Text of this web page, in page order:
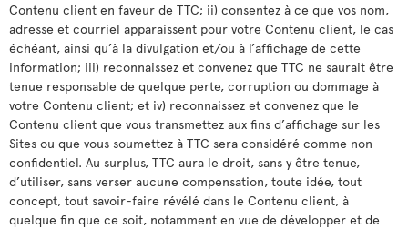
Contenu client en faveur de TTC; ii) consentez à ce que vos nom,
adresse et courriel apparaissent pour votre Contenu client, le cas
échéant, ainsi qu’à la divulgation et/ou à l’affichage de cette
information; iii) reconnaissez et convenez que TTC ne saurait être
tenue responsable de quelque perte, corruption ou dommage à
votre Contenu client; et iv) reconnaissez et convenez que le
Contenu client que vous transmettez aux fins d’affichage sur les
Sites ou que vous soumettez à TTC sera considéré comme non
confidentiel. Au surplus, TTC aura le droit, sans y être tenue,
d’utiliser, sans verser aucune compensation, toute idée, tout
concept, tout savoir-faire révélé dans le Contenu client, à
quelque fin que ce soit, notamment en vue de développer et de